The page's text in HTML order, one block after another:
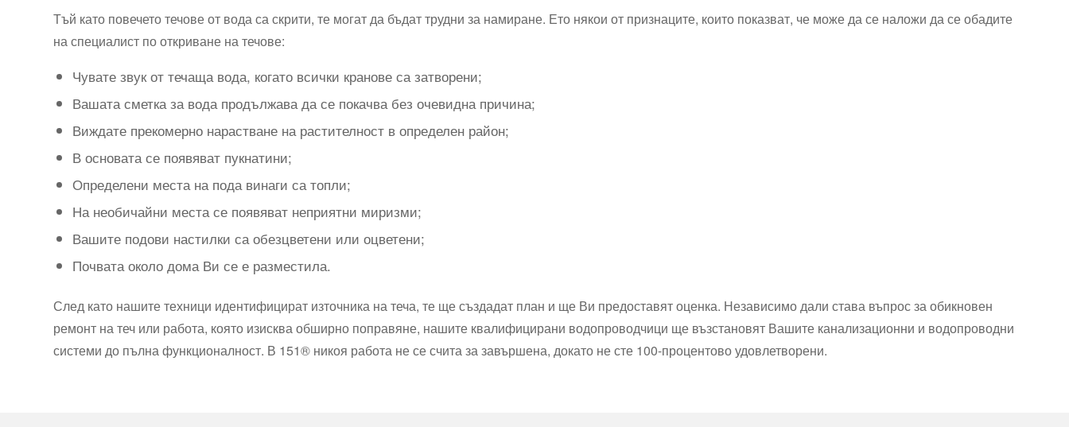
Тъй като повечето течове от вода са скрити, те могат да бъдат трудни за намиране. Ето някои от признаците, които показват, че може да се наложи да се обадите
на специалист по откриване на течове:
Чувате звук от течаща вода, когато всички кранове са затворени;
Вашата сметка за вода продължава да се покачва без очевидна причина;
Виждате прекомерно нарастване на растителност в определен район;
В основата се появяват пукнатини;
Определени места на пода винаги са топли;
На необичайни места се появяват неприятни миризми;
Вашите подови настилки са обезцветени или оцветени;
Почвата около дома Ви се е разместила.
След като нашите техници идентифицират източника на теча, те ще създадат план и ще Ви предоставят оценка. Независимо дали става въпрос за обикновен
ремонт на теч или работа, която изисква обширно поправяне, нашите квалифицирани водопроводчици ще възстановят Вашите канализационни и водопроводни
системи до пълна функционалност. В 151® никоя работа не се счита за завършена, докато не сте 100-процентово удовлетворени.